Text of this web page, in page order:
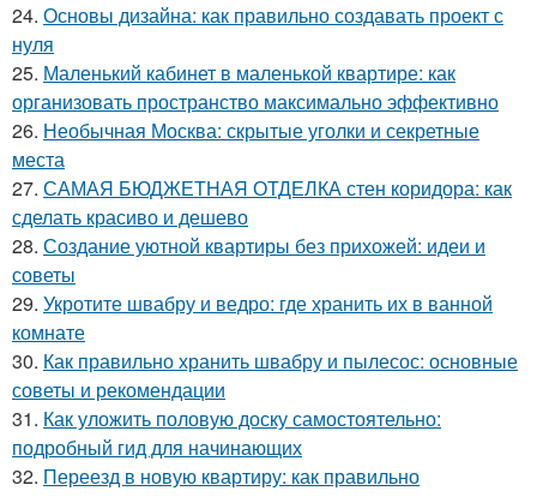
24. Основы дизайна: как правильно создавать проект с
нуля
25. Маленький кабинет в маленькой квартире: как
организовать пространство максимально эффективно
26. Необычная Москва: скрытые уголки и секретные
места
27. САМАЯ БЮДЖЕТНАЯ ОТДЕЛКА стен коридора: как
сделать красиво и дешево
28. Создание уютной квартиры без прихожей: идеи и
советы
29. Укротите швабру и ведро: где хранить их в ванной
комнате
30. Как правильно хранить швабру и пылесос: основные
советы и рекомендации
31. Как уложить половую доску самостоятельно:
подробный гид для начинающих
32. Переезд в новую квартиру: как правильно